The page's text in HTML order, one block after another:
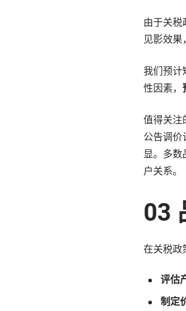
由于关税
见影效果
我们预计
性因素，
值得关注
公告调价
显。多数
户关系。
03
在关税政
评估
制定